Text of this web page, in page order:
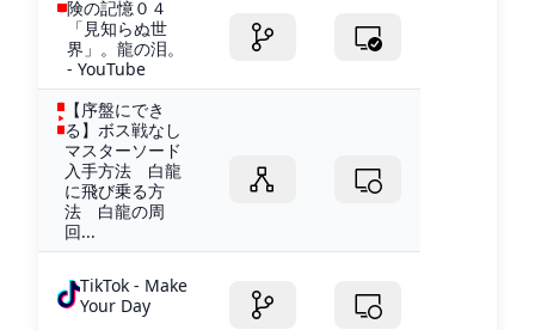
険の記憶０４
「見知らぬ世
界」。龍の泪。
- YouTube
【序盤にでき
る】ボス戦なし
マスターソード
入手方法 白龍
に飛び乗る方
法 白龍の周
回...
TikTok - Make
Your Day